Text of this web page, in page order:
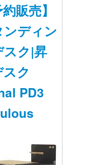
約販売】
ンディン
スク|昇
ク
PD3